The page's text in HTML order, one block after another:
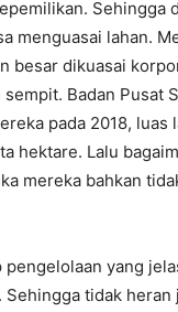
Sehingga
menguasai lahan.
dikuasai
Badan Pusat
pada 2018, luas
hektare. Lalu
mereka bahkan
yang
tidak heran